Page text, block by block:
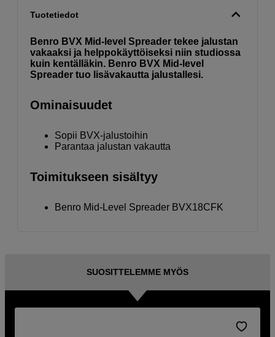
Tuotetiedot
Benro BVX Mid-level Spreader tekee jalustan
vakaaksi ja helppokäyttöiseksi niin studiossa
kuin kentälläkin. Benro BVX Mid-level
Spreader tuo lisävakautta jalustallesi.
Ominaisuudet
Sopii BVX-jalustoihin
Parantaa jalustan vakautta
Toimitukseen sisältyy
Benro Mid-Level Spreader BVX18CFK
SUOSITTELEMME MYÖS